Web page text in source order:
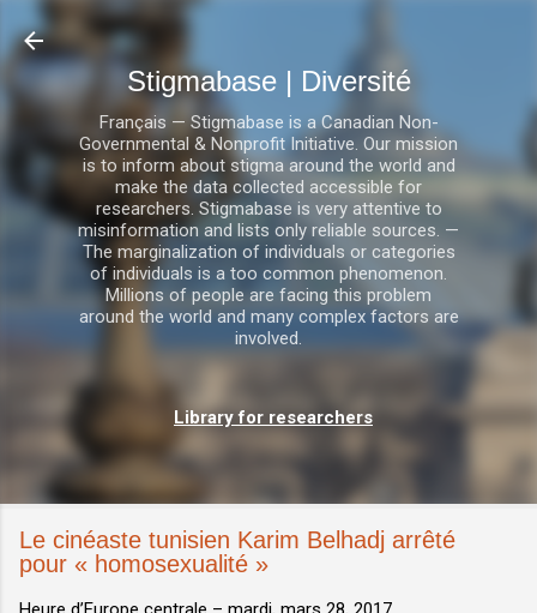
Stigmabase | Diversité
Français — Stigmabase is a Canadian Non-
Governmental & Nonprofit Initiative. Our mission
is to inform about stigma around the world and
make the data collected accessible for
researchers. Stigmabase is very attentive to
misinformation and lists only reliable sources. —
The marginalization of individuals or categories
of individuals is a too common phenomenon.
Millions of people are facing this problem
around the world and many complex factors are
involved.
Library for researchers
Le cinéaste tunisien Karim Belhadj arrêté
pour « homosexualité »